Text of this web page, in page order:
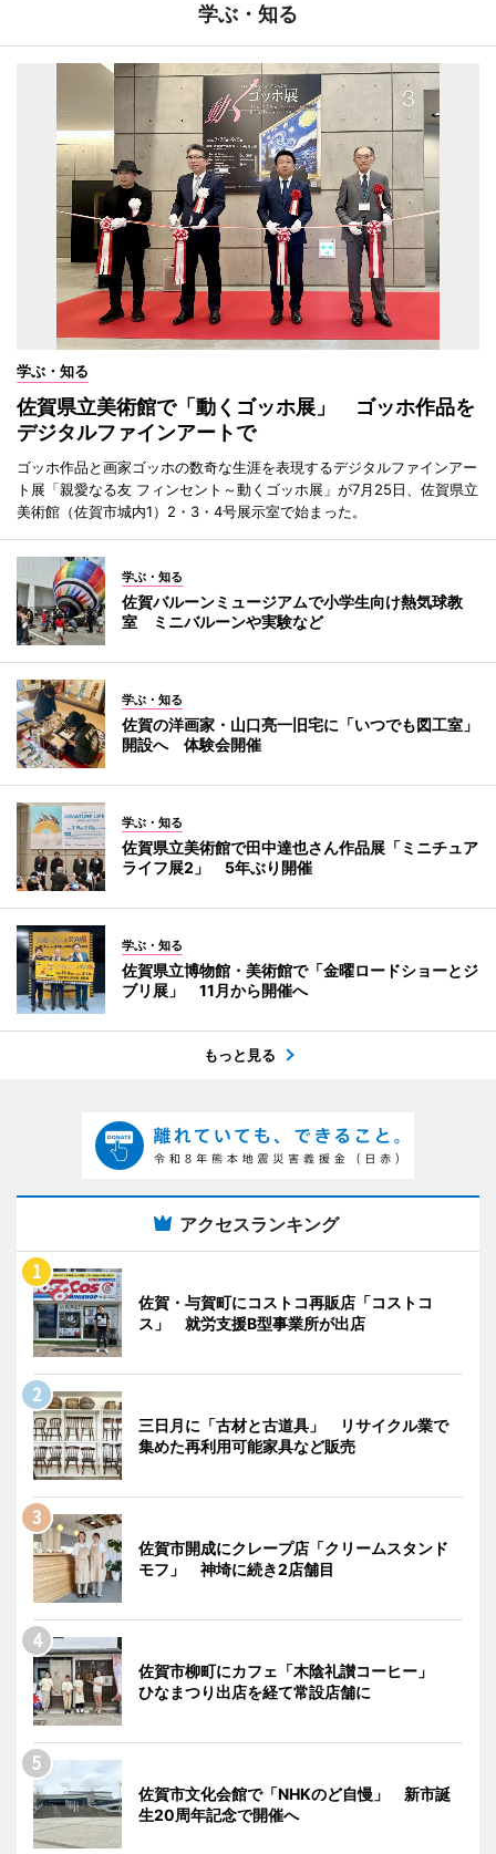
学ぶ・知る
学ぶ・知る
佐賀県立美術館で「動くゴッホ展」 ゴッホ作品を
デジタルファインアートで
ゴッホ作品と画家ゴッホの数奇な生涯を表現するデジタルファインアー
ト展「親愛なる友 フィンセント～動くゴッホ展」が7月25日、佐賀県立
美術館（佐賀市城内1）2・3・4号展示室で始まった。
学ぶ・知る
佐賀バルーンミュージアムで小学生向け熱気球教
室 ミニバルーンや実験など
学ぶ・知る
佐賀の洋画家・山口亮一旧宅に「いつでも図工室」
開設へ 体験会開催
学ぶ・知る
佐賀県立美術館で田中達也さん作品展「ミニチュア
ライフ展2」 5年ぶり開催
学ぶ・知る
佐賀県立博物館・美術館で「金曜ロードショーとジ
ブリ展」 11月から開催へ
もっと見る
アクセスランキング
佐賀・与賀町にコストコ再販店「コストコ
ス」 就労支援B型事業所が出店
三日月に「古材と古道具」 リサイクル業で
集めた再利用可能家具など販売
佐賀市開成にクレープ店「クリームスタンド
モフ」 神埼に続き2店舗目
佐賀市柳町にカフェ「木陰礼讃コーヒー」
ひなまつり出店を経て常設店舗に
佐賀市文化会館で「NHKのど自慢」 新市誕
生20周年記念で開催へ